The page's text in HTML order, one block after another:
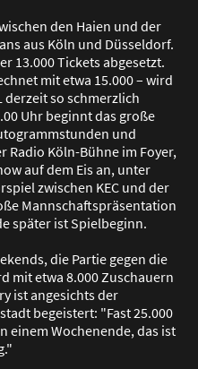
den Haien und der
aus Köln und Düsseldorf.
13.000 Tickets abgesetzt.
mit etwa 15.000 – wird
derzeit so schmerzlich
Uhr beginnt das große
und
Radio Köln-Bühne im Foyer,
auf dem Eis an, unter
zwischen KEC und der
Mannschaftspräsentation
später ist Spielbeginn.
die Partie gegen die
mit etwa 8.000 Zuschauern
ist angesichts der
begeistert: "Fast 25.000
einem Wochenende, das ist